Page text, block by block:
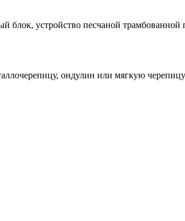
блок, устройство песчаной
ондулин или мягкую черепицу